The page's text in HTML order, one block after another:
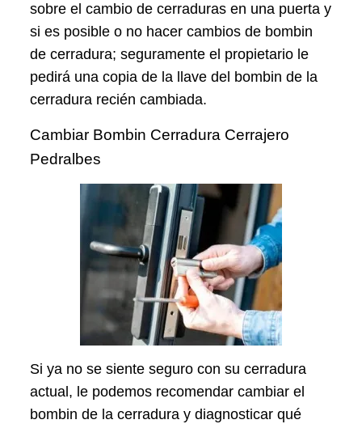
sobre el cambio de cerraduras en una puerta y
si es posible o no hacer cambios de bombin
de cerradura; seguramente el propietario le
pedirá una copia de la llave del bombin de la
cerradura recién cambiada.
Cambiar Bombin Cerradura Cerrajero
Pedralbes
Si ya no se siente seguro con su cerradura
actual, le podemos recomendar cambiar el
bombin de la cerradura y diagnosticar qué